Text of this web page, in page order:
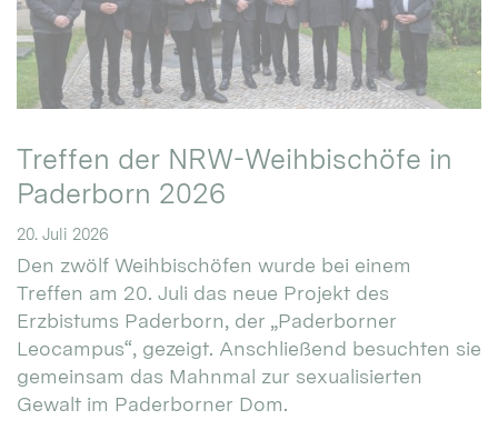
Treffen der NRW-Weihbischöfe in
Paderborn 2026
20. Juli 2026
Den zwölf Weihbischöfen wurde bei einem
Treffen am 20. Juli das neue Projekt des
Erzbistums Paderborn, der „Paderborner
Leocampus“, gezeigt. Anschließend besuchten sie
gemeinsam das Mahnmal zur sexualisierten
Gewalt im Paderborner Dom.